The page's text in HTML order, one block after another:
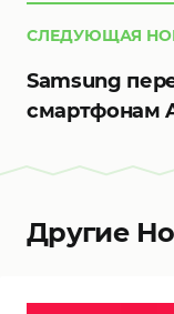
СЛЕДУЮЩАЯ
Samsung
смартфонам
Другие